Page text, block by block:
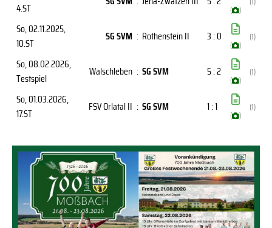
4.ST
( )
So, 02.11.2025,
10.ST
SG SVM : Rothenstein II 3 : 0
( )
(1)
So, 08.02.2026,
Testspiel
Walschleben : SG SVM 5 : 2
( )
(1)
So, 01.03.2026,
17.ST
FSV Orlatal II : SG SVM 1 : 1
( )
(1)